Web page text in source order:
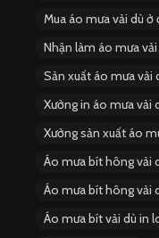
Mua áo mưa vải dù ở
Nhận làm áo mưa
Sản xuất áo mưa vải
Xưởng in áo mưa vải
Xưởng sản xuất áo
Áo mưa bít hông vải
Áo mưa bít hông vải
Áo mưa bít vải dù in